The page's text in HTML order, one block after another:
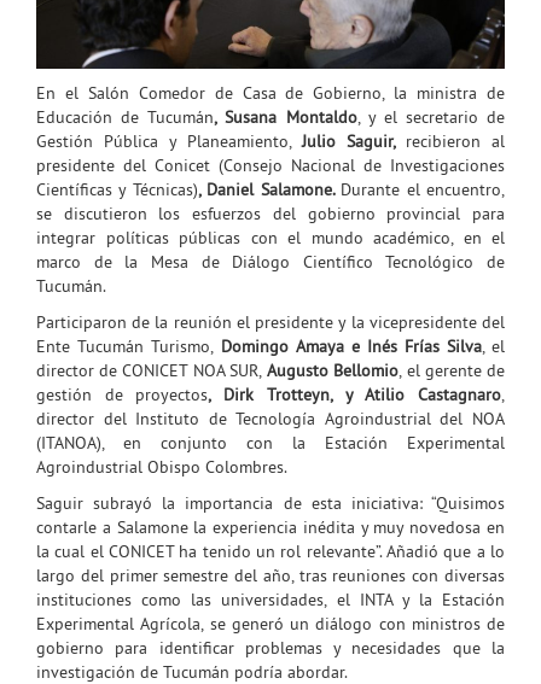
En el Salón Comedor de Casa de Gobierno, la ministra de
Educación de Tucumán, Susana Montaldo, y el secretario de
Gestión Pública y Planeamiento,Julio Saguir, recibieron al
presidente del Conicet (Consejo Nacional de Investigaciones
Científicas y Técnicas), Daniel Salamone. Durante el encuentro,
se discutieron los esfuerzos del gobierno provincial para
integrar políticas públicas con el mundo académico, en el
marco de la Mesa de Diálogo Científico Tecnológico de
Tucumán.
Participaron de la reunión el presidente y la vicepresidente del
Ente Tucumán Turismo, Domingo Amaya e Inés Frías Silva, el
director de CONICET NOA SUR,Augusto Bellomio, el gerente de
gestión de proyectos, Dirk Trotteyn, y Atilio Castagnaro,
director del Instituto de Tecnología Agroindustrial del NOA
(ITANOA), en conjunto con la Estación Experimental
Agroindustrial Obispo Colombres.
Saguir subrayó la importancia de esta iniciativa: “Quisimos
contarle a Salamone la experiencia inédita y muy novedosa en
la cual el CONICET ha tenido un rol relevante”. Añadió que a lo
largo del primer semestre del año, tras reuniones con diversas
instituciones como las universidades, el INTA y la Estación
Experimental Agrícola, se generó un diálogo con ministros de
gobierno para identificar problemas y necesidades que la
investigación de Tucumán podría abordar.